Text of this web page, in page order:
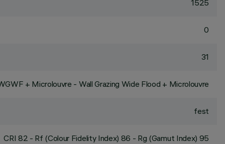
1525
0
31
+ Microlouvre - Wall Grazing Wide Flood + Microlouvre
fest
CRI 82 - Rf (Colour Fidelity Index) 86 - Rg (Gamut Index) 95